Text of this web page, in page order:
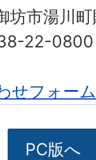
坊市湯川
22-
せフォーム
PC版へ